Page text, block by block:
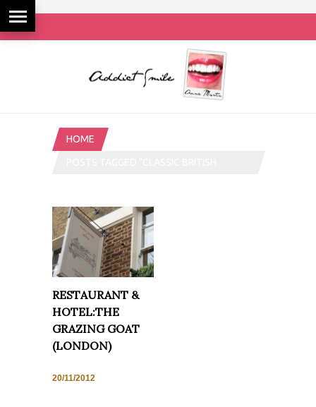
HOME
RESTAURANT &
HOTEL:THE
GRAZING GOAT
(LONDON)
20/11/2012